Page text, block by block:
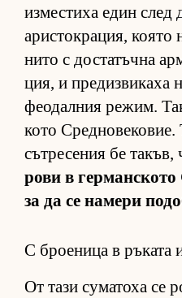
из­мес­тиха един след
арис­ток­ра­ция, ко­ято
нито с дос­та­тъчна
ция, и пре­диз­ви­каха
фе­о­дал­ния ре­жим.
кото Сред­но­ве­ко­вие.
сът­ре­се­ния бе та­къв,
рови в
за да се на­мери
С броеница в ръката
От тази су­ма­тоха се